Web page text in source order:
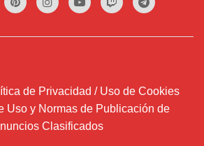
de Privacidad / Uso de Cookies
Uso y Normas de Publicación de
Clasificados